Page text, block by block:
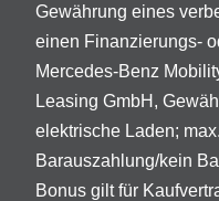
Gewährung eines
einen Finanzierungs-
Mercedes-Benz
Leasing GmbH,
elektrische Laden;
Barauszahlung/kein
Bonus gilt für